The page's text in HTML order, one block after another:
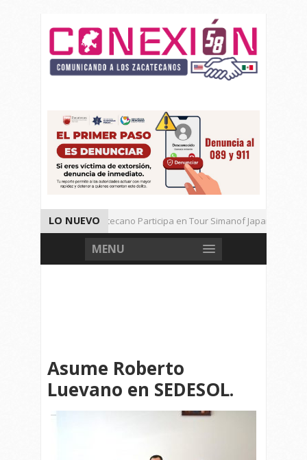
LO NUEVO
Universitario Zacatecano Participa en Tour Simanof Japan 2026
Implementa SAMA Estrategia de Reciclaje con Empresa PetStar
MENU
Asume Roberto
Luevano en SEDESOL.